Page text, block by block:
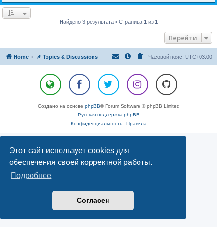
Этот сайт использует cookies для
обеспечения своей корректной работы.
Подробнее
Согласен
Найдено 3 результата • Страница 1 из 1
Перейти
Home 📌 Topics & Discussions Часовой пояс: UTC+03:00
Создано на основе phpBB® Forum Software © phpBB Limited
Русская поддержка phpBB
Конфиденциальность| Правила